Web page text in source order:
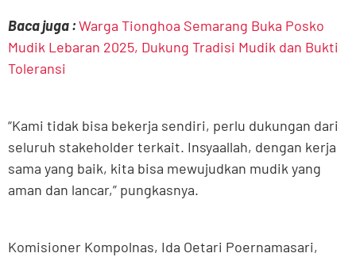
Baca juga :Warga Tionghoa Semarang Buka Posko
Mudik Lebaran 2025, Dukung Tradisi Mudik dan Bukti
Toleransi
“Kami tidak bisa bekerja sendiri, perlu dukungan dari
seluruh stakeholder terkait. Insyaallah, dengan kerja
sama yang baik, kita bisa mewujudkan mudik yang
aman dan lancar,” pungkasnya.
Komisioner Kompolnas, Ida Oetari Poernamasari,